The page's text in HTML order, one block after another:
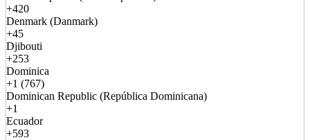
+420
Denmark (Danmark)
+45
Djibouti
+253
Dominica
+1 (767)
Dominican Republic (República Dominicana)
+1
Ecuador
+593